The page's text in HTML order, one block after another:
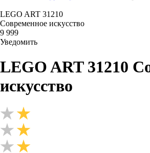
LEGO ART 31210
Современное искусство
9 999
Уведомить
LEGO ART 31210
искусство